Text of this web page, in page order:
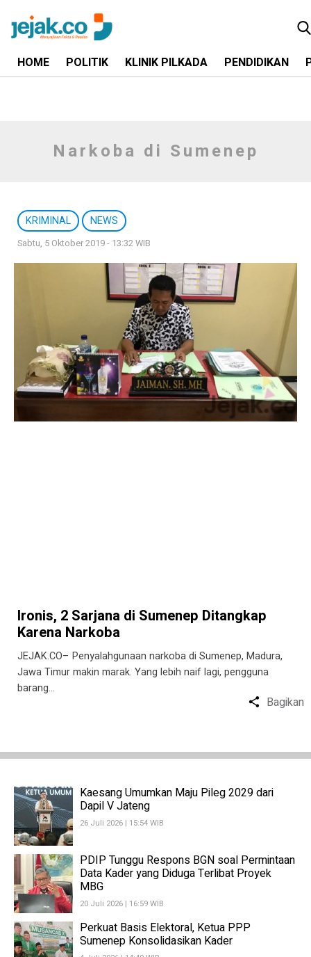
HOME POLITIK KLINIK PILKADA PENDIDIKAN
Kaesang Umumkan Maju Pileg 2029 dari
Dapil V Jateng
26 Juli 2026 | 15:54 WIB
PDIP Tunggu Respons BGN soal Permintaan
Data Kader yang Diduga Terlibat Proyek
MBG
20 Juli 2026 | 16:59 WIB
Perkuat Basis Elektoral, Ketua PPP
Sumenep Konsolidasikan Kader
Narkoba di Sumenep
KRIMINAL NEWS
Sabtu, 5 Oktober 2019 - 13:32 WIB
Ironis, 2 Sarjana di Sumenep Ditangkap
Karena Narkoba
JEJAK.CO– Penyalahgunaan narkoba di Sumenep, Madura,
Jawa Timur makin marak. Yang lebih naif lagi, pengguna
barang…
Bagikan